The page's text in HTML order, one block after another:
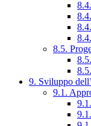
8.5.
9. Sviluppo
9.1.